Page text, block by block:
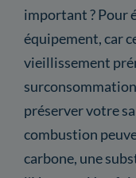
important ? Pour
équipement, car
vieillissement
préserver votre
combustion
carbone, une